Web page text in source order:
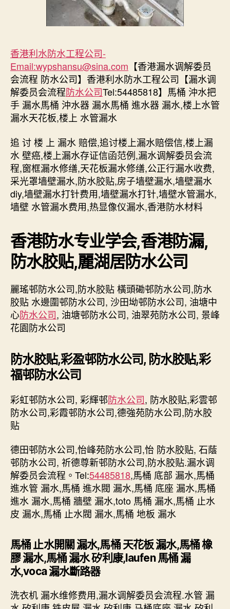
利
水
防
程
公
司-
建
築
物
水
塘
福
通
渠-〉
中
香港利水防水工程公司-
Email:wypshansu@sina.com 【香港漏水调解委员
会流程 防水公司】香港利水防水工程公司【漏水调
解委员会流程防水公司Tel:54485818】馬桶 沖水把
手 漏水馬桶 沖水器 漏水馬桶 進水器 漏水,楼上水管
漏水天花板,楼上 水管漏水
追 讨 楼 上 漏水 赔偿,追讨楼上漏水赔偿信,楼上漏
水 壁癌,楼上漏水存证信函范例,漏水调解委员会流
程,窗框漏水修缮,天花板漏水修缮,公正行漏水收费,
采光罩墙壁漏水,防水胶贴,房子墙壁漏水,墙壁漏水
diy,墙壁漏水打针费用,墙壁漏水打针,墙壁水管漏水,
墙壁 水管漏水费用,热显像仪漏水,香港防水材料
香港防水专业学会,香港防漏,
防水胶贴,麗湖居防水公司
麗瑤邨防水公司,防水胶贴 橫頭磡邨防水公司,防水
胶贴 水邊圍邨防水公司, 沙田坳邨防水公司, 油塘中
心防水公司, 油塘邨防水公司, 油翠苑防水公司, 景峰
花園防水公司
防水胶贴,彩盈邨防水公司, 防水胶贴,彩
福邨防水公司
彩虹邨防水公司, 彩輝邨防水公司, 防水胶贴,彩雲邨
防水公司,彩霞邨防水公司,德強苑防水公司,防水胶
贴
德田邨防水公司,怡峰苑防水公司,怡 防水胶贴, 石蔭
邨防水公司, 祈德尊新邨防水公司,防水胶贴.漏水调
解委员会流程。Tel:54485818,馬桶 底部 漏水,馬桶
進水管 漏水,馬桶 進水閥 漏水,馬桶 底座 漏水,馬桶
進水 漏水,馬桶 牆壁 漏水,toto 馬桶 漏水,馬桶 止水
皮 漏水,馬桶 止水閥 漏水,馬桶 地板 漏水
馬桶 止水開關 漏水,馬桶 天花板 漏水,馬桶 橡
膠 漏水,馬桶 漏水 矽利康,laufen 馬桶 漏
水,voca 漏水斷路器
洗衣机 漏水维修费用,漏水调解委员会流程.水管 漏